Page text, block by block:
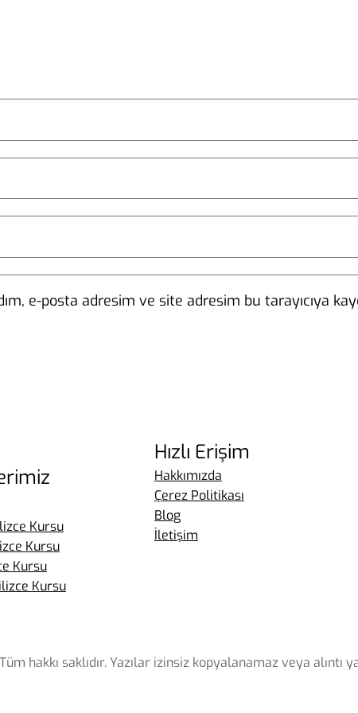
e-posta adresim ve site adresim bu tarayıcıya
Kursu
Kursu
Kursu
Kursu
Hızlı Erişim
Hakkımızda
Çerez Politikası
Blog
İletişim
hakkı saklıdır. Yazılar izinsiz kopyalanamaz veya alıntı